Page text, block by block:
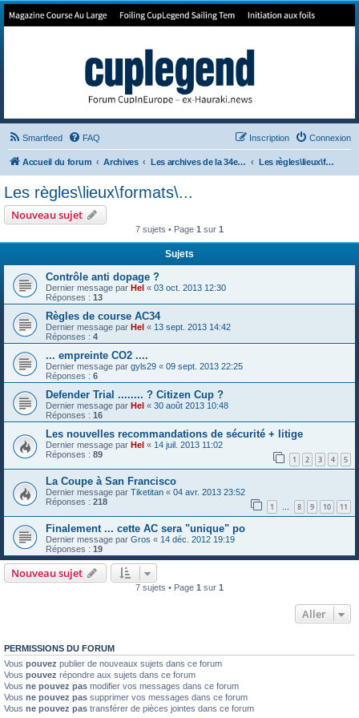
Forum de Cup In Europe
Smartfeed FAQ Connexion
Inscription
Accueil du forum Archives Les archives de la 34e America's Cup Les règles\lieux\formats\...
Les règles\lieux\formats\...
Nouveau sujet
7 sujets • Page 1 sur 1
Sujets
Contrôle anti dopage ?
Dernier message par Hel « 03 oct. 2013 12:30
Réponses : 13
Règles de course AC34
Dernier message par Hel « 13 sept. 2013 14:42
Réponses : 4
... empreinte CO2 ....
Dernier message par gyls29 « 09 sept. 2013 22:25
Réponses : 6
Defender Trial ........ ? Citizen Cup ?
Dernier message par Hel « 30 août 2013 10:48
Réponses : 16
Les nouvelles recommandations de sécurité + litige
Dernier message par Hel « 14 juil. 2013 11:02
Réponses : 89 1 2 3 4 5
La Coupe à San Francisco
Dernier message par Tiketitan « 04 avr. 2013 23:52
Réponses : 218 1 … 8 9 10 11
Finalement ... cette AC sera "unique" po
Dernier message par Gros « 14 déc. 2012 19:19
Réponses : 19
Nouveau sujet
7 sujets • Page 1 sur 1
Aller
PERMISSIONS DU FORUM
Vous pouvez publier de nouveaux sujets dans ce forum
Vous pouvez répondre aux sujets dans ce forum
Vous ne pouvez pas modifier vos messages dans ce forum
Vous ne pouvez pas supprimer vos messages dans ce forum
Vous ne pouvez pas transférer de pièces jointes dans ce forum